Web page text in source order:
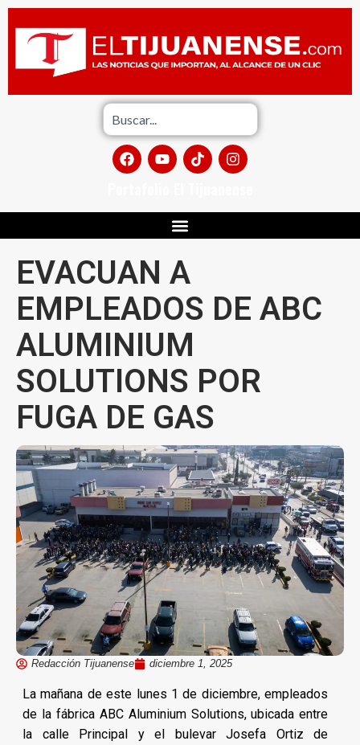
EVACUAN A
EMPLEADOS DE ABC
ALUMINIUM
SOLUTIONS POR
FUGA DE GAS
Redacción Tijuanense diciembre 1, 2025
La mañana de este lunes 1 de diciembre, empleados
de la fábrica ABC Aluminium Solutions, ubicada entre
la calle Principal y el bulevar Josefa Ortiz de